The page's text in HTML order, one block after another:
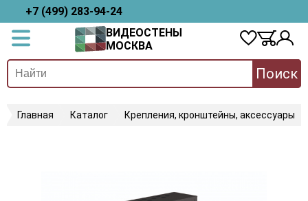
+7 (499) 283-94-24
ВИДЕОСТЕНЫ
МОСКВА
Поиск
Главная Каталог Крепления, кронштейны, аксессуары